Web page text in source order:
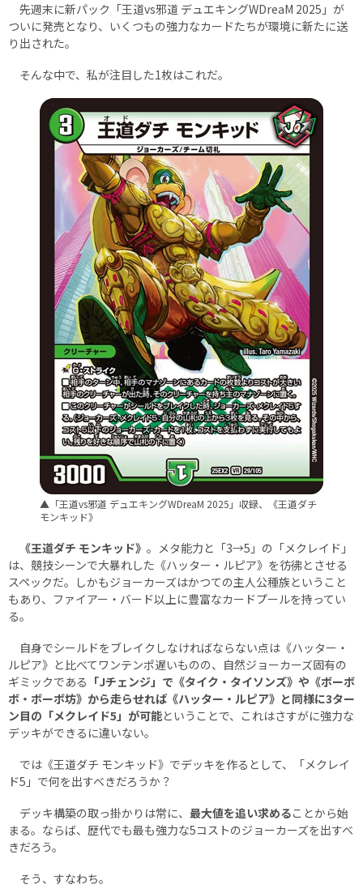
先週末に新パック「王道vs邪道 デュエキングWDreaM 2025」が
ついに発売となり、いくつもの強力なカードたちが環境に新たに送
り出された。
そんな中で、私が注目した1枚はこれだ。
▲「王道vs邪道 デュエキングWDreaM 2025」収録、《王道ダチ
モンキッド》
《王道ダチ モンキッド》 。メタ能力と「3→5」の「メクレイド」
は、競技シーンで大暴れした《ハッター・ルピア》を彷彿とさせる
スペックだ。しかもジョーカーズはかつての主人公種族ということ
もあり、ファイアー・バード以上に豊富なカードプールを持ってい
る。
自身でシールドをブレイクしなければならない点は《ハッター・
ルピア》と比べてワンテンポ遅いものの、自然ジョーカーズ固有の
ギミックである 「Jチェンジ」で《タイク・タイソンズ》や《ボーボ
ボ・ボーボ坊》から走らせれば《ハッター・ルピア》と同様に3ター
ン目の「メクレイド5」が可能ということで、これはさすがに強力な
デッキができるに違いない。
では《王道ダチ モンキッド》でデッキを作るとして、「メクレイ
ド5」で何を出すべきだろうか？
デッキ構築の取っ掛かりは常に、 最大値を追い求めることから始
まる。ならば、歴代でも最も強力な5コストのジョーカーズを出すべ
きだろう。
そう、すなわち。